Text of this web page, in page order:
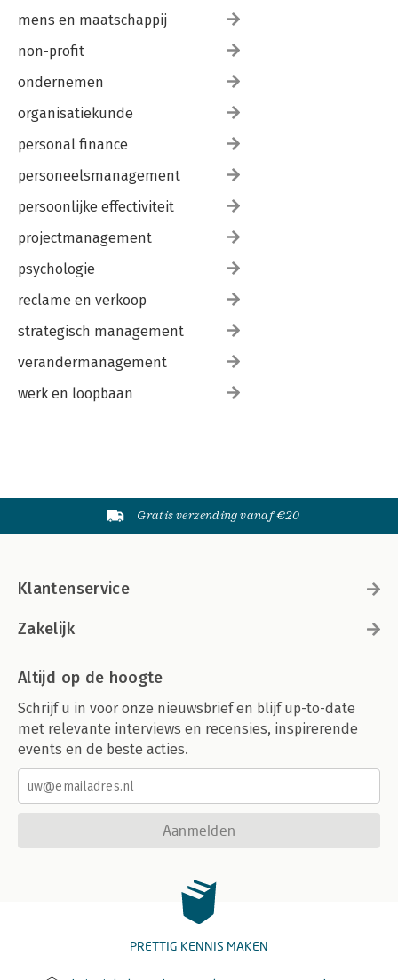
mens en maatschappij
non-profit
ondernemen
organisatiekunde
personal finance
personeelsmanagement
persoonlijke effectiviteit
projectmanagement
psychologie
reclame en verkoop
strategisch management
verandermanagement
werk en loopbaan
Gratis verzending vanaf €20
Klantenservice
Zakelijk
Altijd op de hoogte
Schrijf u in voor onze nieuwsbrief en blijf up-to-date
met relevante interviews en recensies, inspirerende
events en de beste acties.
Aanmelden
PRETTIG KENNIS MAKEN